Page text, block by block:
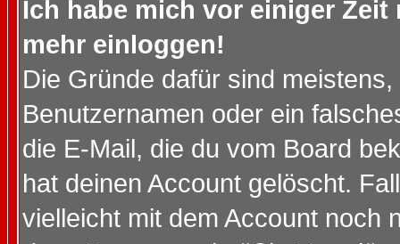
Ich habe mich vor einiger
mehr einloggen!
Die Gründe dafür sind
Benutzernamen oder ein
die E-Mail, die du vom Board
hat deinen Account gelöscht.
vielleicht mit dem Account noch